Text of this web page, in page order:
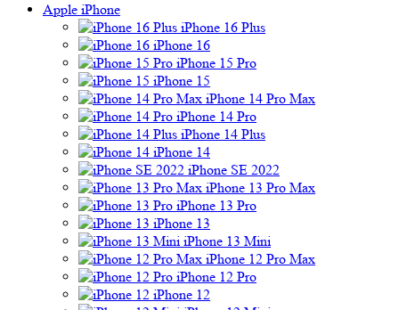
Apple iPhone
iPhone 16 Plus
iPhone 16
iPhone 15 Pro
iPhone 15
iPhone 14 Pro Max
iPhone 14 Pro
iPhone 14 Plus
iPhone 14
iPhone SE 2022
iPhone 13 Pro Max
iPhone 13 Pro
iPhone 13
iPhone 13 Mini
iPhone 12 Pro Max
iPhone 12 Pro
iPhone 12